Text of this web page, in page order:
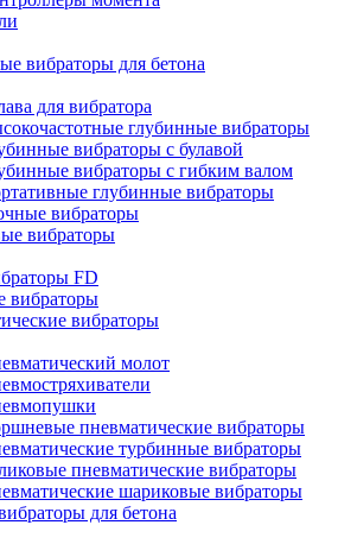
вибраторы для бетона
для вибратора
глубинные вибраторы
вибраторы с булавой
вибраторы с гибким валом
глубинные вибраторы
вибраторы
вибраторы
FD
вибраторы
вибраторы
молот
пневматические вибраторы
турбинные вибраторы
пневматические вибраторы
шариковые вибраторы
для бетона